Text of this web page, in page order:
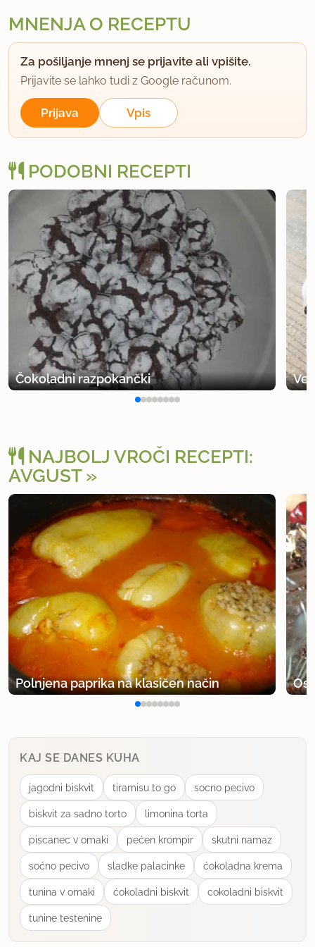
MNENJA O RECEPTU
Za pošiljanje mnenj se prijavite ali vpišite.
Prijavite se lahko tudi z Google računom.
Prijava Vpis
PODOBNI RECEPTI
Čokoladni razpokančki
NAJBOLJ VROČI RECEPTI:
AVGUST
Polnjena paprika na klasičen način
KAJ SE DANES KUHA
jagodni biskvit tiramisu to go socno pecivo
biskvit za sadno torto limonina torta
piscanec v omaki pećen krompir skutni namaz
soćno pecivo sladke palacinke ćokoladna krema
tunina v omaki ćokoladni biskvit cokoladni biskvit
tunine testenine